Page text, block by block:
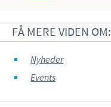
FÅ MERE VIDEN OM:
Nyheder
Events